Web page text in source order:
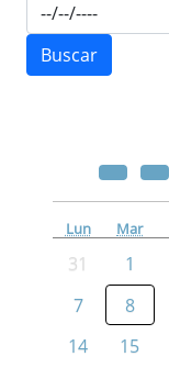
Lun Mar
31 1
7
8
14
15